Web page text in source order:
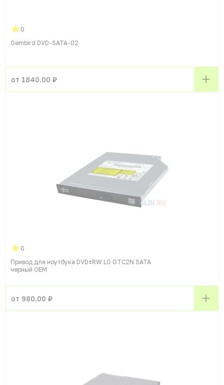
0
Gembird DVD-SATA-02
от 1840.00 ₽
0
Привод для ноутбука DVD±RW LG GTC2N SATA
черный OEM
от 980.00 ₽